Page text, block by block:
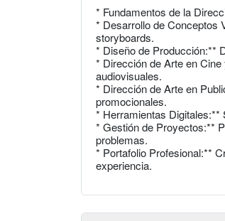
* Fundamentos de la
* Desarrollo de Conceptos
storyboards.
* Diseño de Producción:**
* Dirección de Arte en
audiovisuales.
* Dirección de Arte en
promocionales.
* Herramientas Digitales:**
* Gestión de Proyectos:**
problemas.
* Portafolio Profesional:**
experiencia.